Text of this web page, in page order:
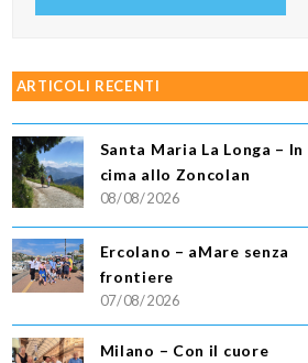
ARTICOLI RECENTI
Santa Maria La Longa – In
cima allo Zoncolan
08/08/2026
Ercolano – aMare senza
frontiere
07/08/2026
Milano – Con il cuore